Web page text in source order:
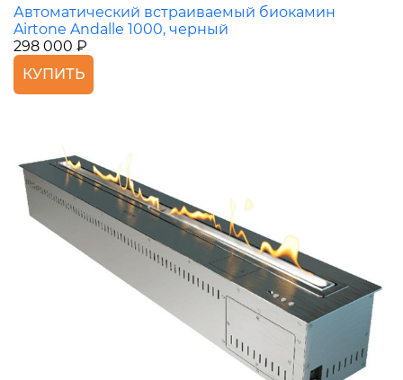
Автоматический встраиваемый биокамин
Airtone Andalle 1000, черный
298 000 ₽
КУПИТЬ